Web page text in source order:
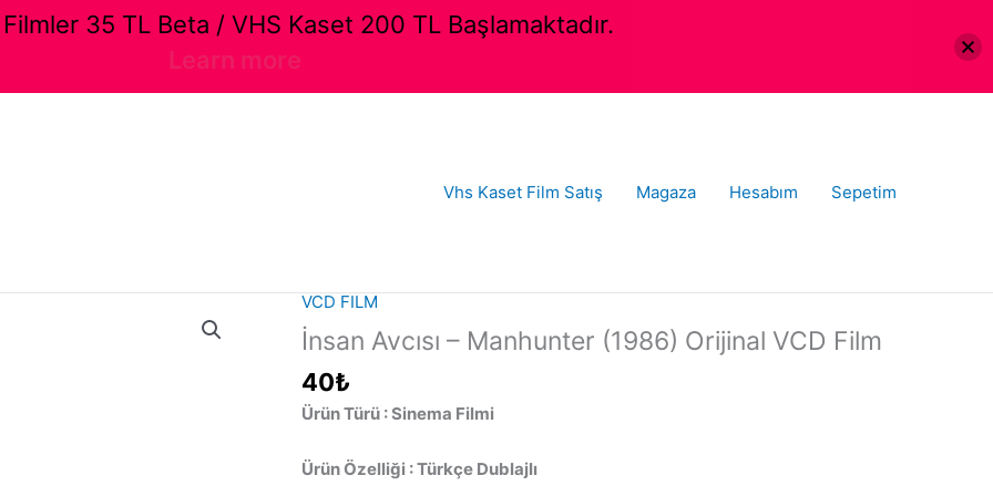
Vhs Kaset Film Satış Magaza Hesabım Sepetim
VCD FILM
İnsan Avcısı – Manhunter (1986) Orijinal VCD Film
40₺
Ürün Türü : Sinema Filmi
Ürün Özelliği : Türkçe Dublajlı
35 TL Beta / VHS Kaset 200 TL Başlamaktadır.
Learn more